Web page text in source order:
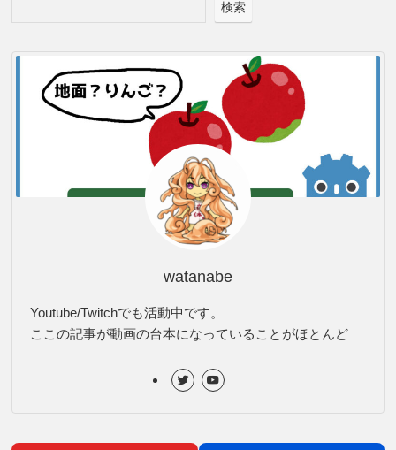
検索
watanabe
Youtube/Twitchでも活動中です。
ここの記事が動画の台本になっていることがほとんど